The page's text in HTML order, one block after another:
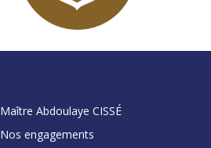
Maître Abdoulaye CISSÉ
Nos engagements